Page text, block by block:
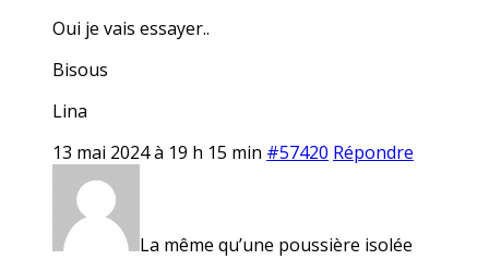
Oui je vais essayer..
Bisous
Lina
13 mai 2024 à 19 h 15 min #57420 Répondre
La même qu’une poussière isolée